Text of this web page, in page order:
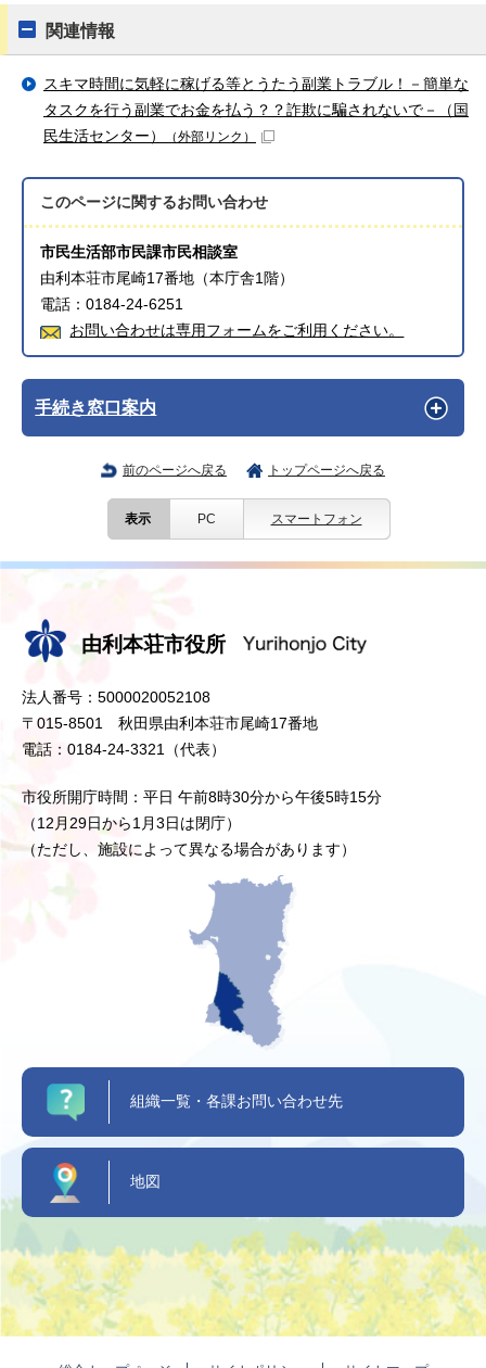
関連情報
スキマ時間に気軽に稼げる等とうたう副業トラブル！－簡単な
タスクを行う副業でお金を払う？？詐欺に騙されないで－（国
民生活センター）
（外部リンク）
このページに関するお問い合わせ
市民生活部市民課市民相談室
由利本荘市尾崎17番地（本庁舎1階）
電話：0184-24-6251
お問い合わせは専用フォームをご利用ください。
手続き窓口案内
前のページへ戻る トップページへ戻る
表示 PC スマートフォン
由利本荘市役所
法人番号：5000020052108
〒015-8501 秋田県由利本荘市尾崎17番地
電話：0184-24-3321（代表）
市役所開庁時間：平日 午前8時30分から午後5時15分
（12月29日から1月3日は閉庁）
（ただし、施設によって異なる場合があります）
組織一覧・各課お問い合わせ先
地図